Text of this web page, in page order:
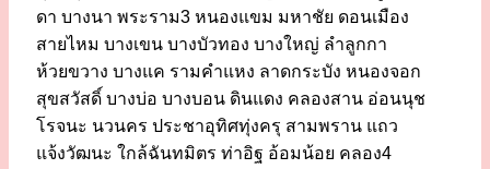
ดา บางนา พระราม3 หนองแขม มหาชัย ดอนเมือง
สายไหม บางเขน บางบัวทอง บางใหญ่ ลำลูกกา
ห้วยขวาง บางแค รามคำแหง ลาดกระบัง หนองจอก
สุขสวัสดิ์ บางบ่อ บางบอน ดินแดง คลองสาน อ่อนนุช
โรจนะ นวนคร ประชาอุทิศทุ่งครุ สามพราน แถว
แจ้งวัฒนะ ใกล้ฉันทมิตร ท่าอิฐ อ้อมน้อย คลอง4